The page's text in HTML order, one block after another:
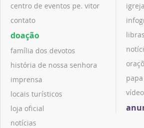
centro de eventos pe. vitor
contato
doação
família dos devotos
história de nossa senhora
imprensa
locais turísticos
loja oficial
notícias
igreja
libras
papa